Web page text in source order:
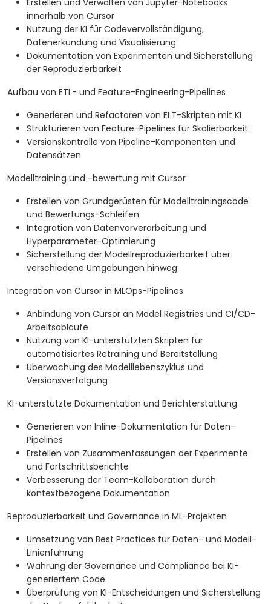
Erstellen und Verwalten von Jupyter-Notebooks
innerhalb von Cursor
Nutzung der KI für Codevervollständigung,
Datenerkundung und Visualisierung
Dokumentation von Experimenten und Sicherstellung
der Reproduzierbarkeit
Aufbau von ETL- und Feature-Engineering-Pipelines
Generieren und Refactoren von ELT-Skripten mit KI
Strukturieren von Feature-Pipelines für Skalierbarkeit
Versionskontrolle von Pipeline-Komponenten und
Datensätzen
Modelltraining und -bewertung mit Cursor
Erstellen von Grundgerüsten für Modelltrainingscode
und Bewertungs-Schleifen
Integration von Datenvorverarbeitung und
Hyperparameter-Optimierung
Sicherstellung der Modellreproduzierbarkeit über
verschiedene Umgebungen hinweg
Integration von Cursor in MLOps-Pipelines
Anbindung von Cursor an Model Registries und CI/CD-
Arbeitsabläufe
Nutzung von KI-unterstützten Skripten für
automatisiertes Retraining und Bereitstellung
Überwachung des Modelllebenszyklus und
Versionsverfolgung
KI-unterstützte Dokumentation und Berichterstattung
Generieren von Inline-Dokumentation für Daten-
Pipelines
Erstellen von Zusammenfassungen der Experimente
und Fortschrittsberichte
Verbesserung der Team-Kollaboration durch
kontextbezogene Dokumentation
Reproduzierbarkeit und Governance in ML-Projekten
Umsetzung von Best Practices für Daten- und Modell-
Linienführung
Wahrung der Governance und Compliance bei KI-
generiertem Code
Überprüfung von KI-Entscheidungen und Sicherstellung